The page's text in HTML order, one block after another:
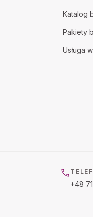
Katalog
Pakiety
Usługa
+48